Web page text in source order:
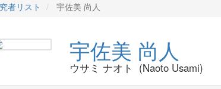
者リスト 宇佐美 尚人
宇佐美 尚人
ウサミ ナオト (Naoto Usami)